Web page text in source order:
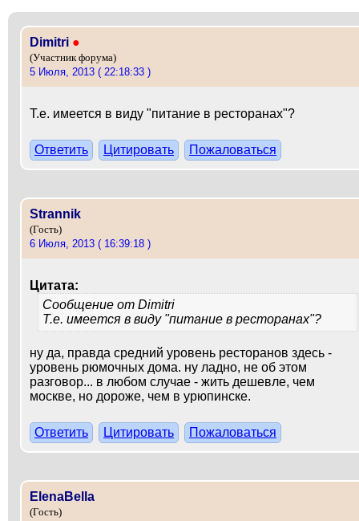
Dimitri ●
(Участник форума)
5 Июля, 2013 ( 22:18:33 )
Т.е. имеется в виду "питание в ресторанах"?
Ответить Цитировать Пожаловаться
Strannik
(Гость)
6 Июля, 2013 ( 16:39:18 )
Цитата:
Сообщение от Dimitri
Т.е. имеется в виду "питание в ресторанах"?
ну да, правда средний уровень ресторанов здесь -
уровень рюмочных дома. ну ладно, не об этом
разговор... в любом случае - жить дешевле, чем
москве, но дороже, чем в урюпинске.
Ответить Цитировать Пожаловаться
ElenaBella
(Гость)